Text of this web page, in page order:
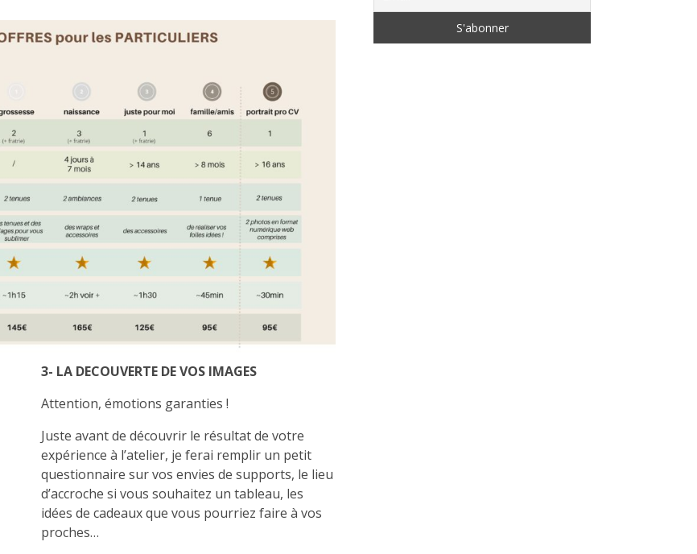
3- LA DECOUVERTE DE VOS IMAGES
Attention, émotions garanties !
Juste avant de découvrir le résultat de votre
expérience à l’atelier, je ferai remplir un petit
questionnaire sur vos envies de supports, le lieu
d’accroche si vous souhaitez un tableau, les
idées de cadeaux que vous pourriez faire à vos
proches…